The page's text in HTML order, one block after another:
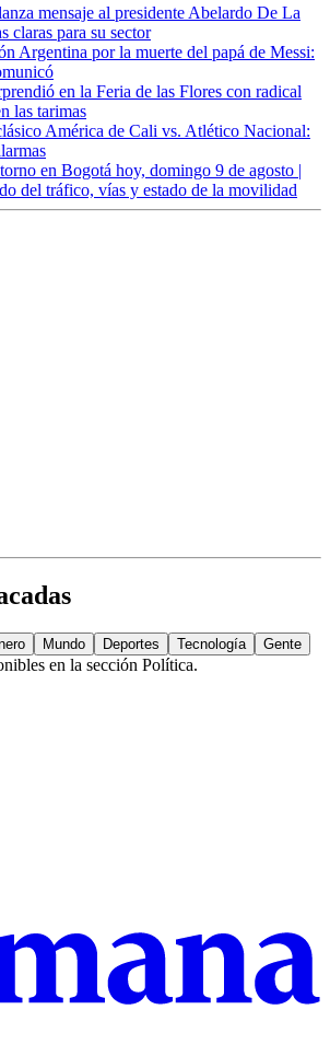
mensaje al presidente Abelardo De La
claras para su sector
Argentina por la muerte del papá de Messi:
en la Feria de las Flores con radical
las tarimas
América de Cali vs. Atlético Nacional:
en Bogotá hoy, domingo 9 de agosto |
del tráfico, vías y estado de la movilidad
Mundo Deportes Tecnología Gente
en la sección Política.